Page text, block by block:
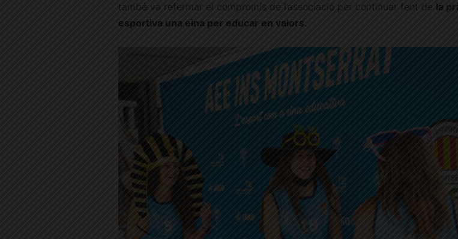
també va refermar el compromís de l’associació per continuar fent de la
esportiva una eina per educar en valors.